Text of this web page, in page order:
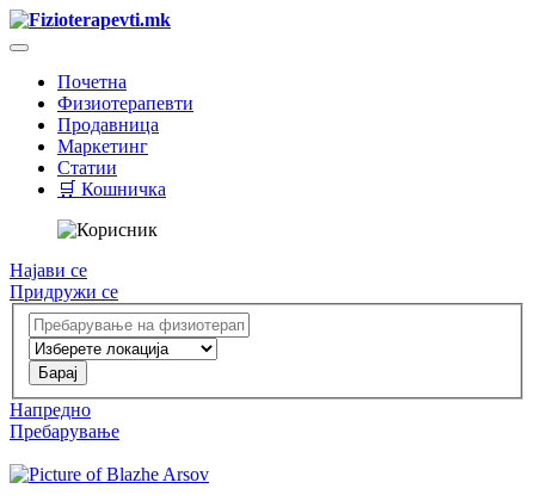
Почетна
Физиотерапевти
Продавница
Маркетинг
Статии
🛒 Кошничка
Најави се
Придружи се
Напредно
Пребарување